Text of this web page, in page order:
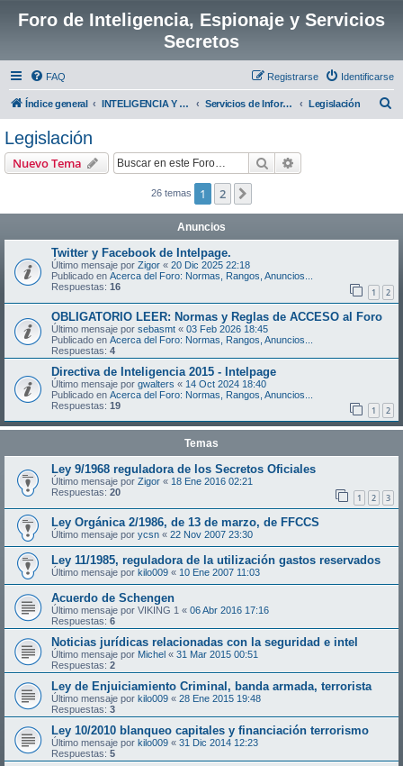
Foro de Inteligencia, Espionaje y Servicios
Secretos
FAQ Identificarse
Registrarse
Índice general INTELIGENCIA Y SEGURIDAD EN ESPAÑA: Servicios de Informacion e Inteligencia Legislación
Legislación
Nuevo Tema Buscar
26 temas 1 2
Anuncios
Twitter y Facebook de Intelpage.
Último mensaje por Zigor « 20 Dic 2025 22:18
Publicado en Acerca del Foro: Normas, Rangos, Anuncios...
Respuestas: 16 1 2
OBLIGATORIO LEER: Normas y Reglas de ACCESO al Foro
Último mensaje por sebasmt « 03 Feb 2026 18:45
Publicado en Acerca del Foro: Normas, Rangos, Anuncios...
Respuestas: 4
Directiva de Inteligencia 2015 - Intelpage
Último mensaje por gwalters « 14 Oct 2024 18:40
Publicado en Acerca del Foro: Normas, Rangos, Anuncios...
Respuestas: 19 1 2
Temas
Ley 9/1968 reguladora de los Secretos Oficiales
Último mensaje por Zigor « 18 Ene 2016 02:21
Respuestas: 20 1 2 3
Ley Orgánica 2/1986, de 13 de marzo, de FFCCS
Último mensaje por ycsn « 22 Nov 2007 23:30
Ley 11/1985, reguladora de la utilización gastos reservados
Último mensaje por kilo009 « 10 Ene 2007 11:03
Acuerdo de Schengen
Último mensaje por VIKING 1 « 06 Abr 2016 17:16
Respuestas: 6
Noticias jurídicas relacionadas con la seguridad e intel
Último mensaje por Michel « 31 Mar 2015 00:51
Respuestas: 2
Ley de Enjuiciamiento Criminal, banda armada, terrorista
Último mensaje por kilo009 « 28 Ene 2015 19:48
Respuestas: 3
Ley 10/2010 blanqueo capitales y financiación terrorismo
Último mensaje por kilo009 « 31 Dic 2014 12:23
Respuestas: 5